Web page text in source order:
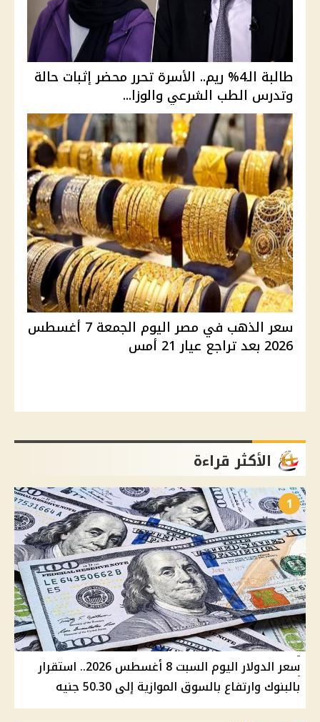
طالبة الـ4% ريم.. الأسرة تحرر محضر إثبات حالة
وتدرس الطب الشرعي والوزا...
سعر الذهب في مصر اليوم الجمعة 7 أغسطس
2026 بعد تراجع عيار 21 أمس
الأكثر قراءة
1
سعر الدولار اليوم السبت 8 أغسطس 2026.. استقرار
بالبنوك وارتفاع بالسوق الموازية إلى 50.30 جنيه